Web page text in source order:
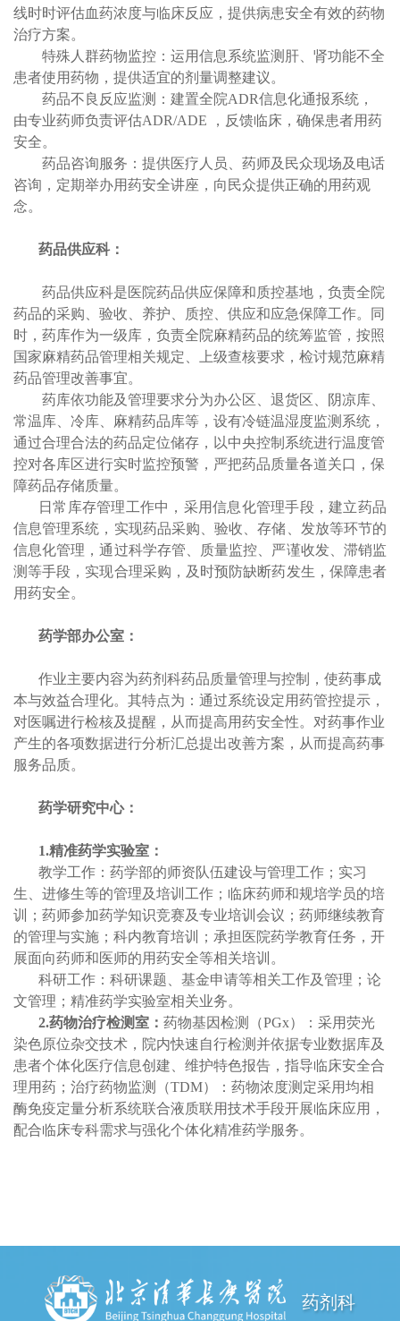
线时时评估血药浓度与临床反应，提供病患安全有效的药物
治疗方案。
特殊人群药物监控：运用信息系统监测肝、肾功能不全
患者使用药物，提供适宜的剂量调整建议。
药品不良反应监测：建置全院ADR信息化通报系统，
由专业药师负责评估ADR/ADE ，反馈临床，确保患者用药
安全。
药品咨询服务：提供医疗人员、药师及民众现场及电话
咨询，定期举办用药安全讲座，向民众提供正确的用药观
念。
药品供应科：
药品供应科是医院药品供应保障和质控基地， 负责全院
药品的采购、验收、养护、质控、供应和应急保障工作。同
时，药库作为一级库，负责全院麻精药品的统筹监管，按照
国家麻精药品管理相关规定、上级查核要求，检讨规范麻精
药品管理改善事宜。
药库依功能及管理要求分为办公区、退货区、阴凉库、
常温库、冷库、麻精药品库等，设有冷链温湿度监测系统，
通过合理合法的药品定位储存，以中央控制系统进行温度管
控对各库区进行实时监控预警，严把药品质量各道关口， 保
障药品存储质量。
日常库存管理工作中，采用信息化管理手段，建立药品
信息管理系统，实现药品采购、验收、存储、发放等环节的
信息化管理，通过科学存管、质量监控、严谨收发、滞销监
测等手段，实现合理采购，及时预防缺断药发生，保障患者
用药安全。
药学部办公室：
作业主要内容为药剂科药品质量管理与控制，使药事成
本与效益合理化。其特点为： 通过系统设定用药管控提示，
对医嘱进行检核及提醒，从而提高用药安全性。对药事作业
产生的各项数据进行分析汇总提出改善方案，从而提高药事
服务品质。
药学研究中心：
1.精准药学实验室：
教学工作：药学部的师资队伍建设与管理工作；实习
生、进修生等的管理及培训工作；临床药师和规培学员的培
训；药师参加药学知识竞赛及专业培训会议；药师继续教育
的管理与实施；科内教育培训；承担医院药学教育任务，开
展面向药师和医师的用药安全等相关培训。
科研工作：科研课题、基金申请等相关工作及管理；论
文管理；精准药学实验室相关业务。
2.药物治疗检测室： 药物基因检测（PGx）：采用荧光
染色原位杂交技术，院内快速自行检测并依据专业数据库及
患者个体化医疗信息创建、维护特色报告，指导临床安全合
理用药；治疗药物监测（TDM）：药物浓度测定采用均相
酶免疫定量分析系统联合液质联用技术手段开展临床应用，
配合临床专科需求与强化个体化精准药学服务。
药剂科